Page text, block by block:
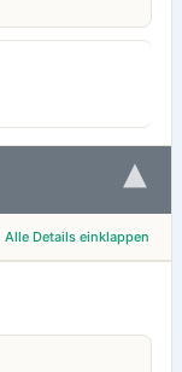
▾
Alle Details einklappen